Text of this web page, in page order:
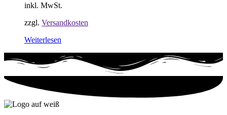
inkl. MwSt.
zzgl. Versandkosten
Weiterlesen